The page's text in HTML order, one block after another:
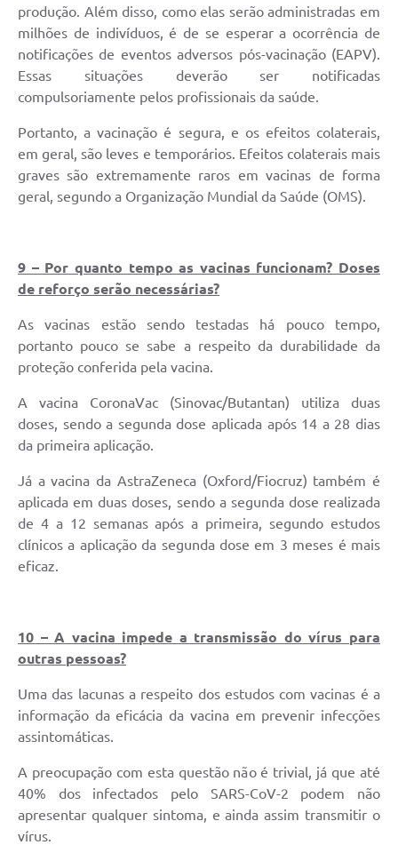
produção. Além disso, como elas serão administradas em
milhões de indivíduos, é de se esperar a ocorrência de
notificações de eventos adversos pós-vacinação (EAPV).
Essas situações deverão ser notificadas
compulsoriamente pelos profissionais da saúde.
Portanto, a vacinação é segura, e os efeitos colaterais,
em geral, são leves e temporários. Efeitos colaterais mais
graves são extremamente raros em vacinas de forma
geral, segundo a Organização Mundial da Saúde (OMS).
9 – Por quanto tempo as vacinas funcionam? Doses
de reforço serão necessárias?
As vacinas estão sendo testadas há pouco tempo,
portanto pouco se sabe a respeito da durabilidade da
proteção conferida pela vacina.
A vacina CoronaVac (Sinovac/Butantan) utiliza duas
doses, sendo a segunda dose aplicada após 14 a 28 dias
da primeira aplicação.
Já a vacina da AstraZeneca (Oxford/Fiocruz) também é
aplicada em duas doses, sendo a segunda dose realizada
de 4 a 12 semanas após a primeira, segundo estudos
clínicos a aplicação da segunda dose em 3 meses é mais
eficaz.
10 – A vacina impede a transmissão do vírus para
outras pessoas?
Uma das lacunas a respeito dos estudos com vacinas é a
informação da eficácia da vacina em prevenir infecções
assintomáticas.
A preocupação com esta questão não é trivial, já que até
40% dos infectados pelo SARS-CoV-2 podem não
apresentar qualquer sintoma, e ainda assim transmitir o
vírus.